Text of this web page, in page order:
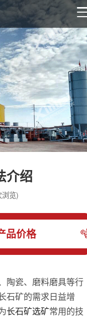
介绍
览)
品价格
陶瓷、磨料磨具等行
石矿的需求日益增
长石矿选矿常用的技